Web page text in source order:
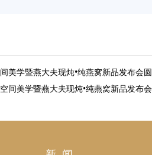
美学暨燕大夫现炖•纯燕窝新品发布会
间美学暨燕大夫现炖•纯燕窝新品发布会